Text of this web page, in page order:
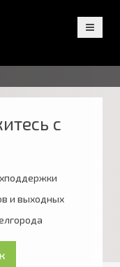
с
и выходных